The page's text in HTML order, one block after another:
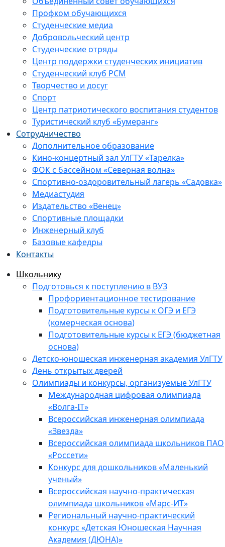
Профком обучающихся
Студенческие медиа
Добровольческий центр
Студенческие отряды
Центр поддержки студенческих инициатив
Студенческий клуб РСМ
Творчество и досуг
Спорт
Центр патриотического воспитания студентов
Туристический клуб «Бумеранг»
Сотрудничество
Дополнительное образование
Кино-концертный зал УлГТУ «Тарелка»
ФОК с бассейном «Северная волна»
Спортивно-оздоровительный лагерь «Садовка»
Медиастудия
Издательство «Венец»
Спортивные площадки
Инженерный клуб
Базовые кафедры
Контакты
Школьнику
Подготовься к поступлению в ВУЗ
Профориентационное тестирование
Подготовительные курсы к ОГЭ и ЕГЭ
(комерческая основа)
Подготовительные курсы к ЕГЭ (бюджетная
основа)
Детско-юношеская инженерная академия УлГТУ
День открытых дверей
Олимпиады и конкурсы, организуемые УлГТУ
Международная цифровая олимпиада
«Волга-IT»
Всероссийская инженерная олимпиада
«Звезда»
Всероссийская олимпиада школьников ПАО
«Россети»
Конкурс для дошкольников «Маленький
ученый»
Всероссийская научно-практическая
олимпиада школьников «Марс-ИТ»
Региональный научно-практический
конкурс «Детская Юношеская Научная
Академия (ДЮНА)»